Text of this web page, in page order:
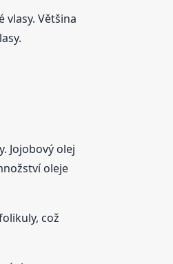
Většina
Jojobový olej
oleje
což